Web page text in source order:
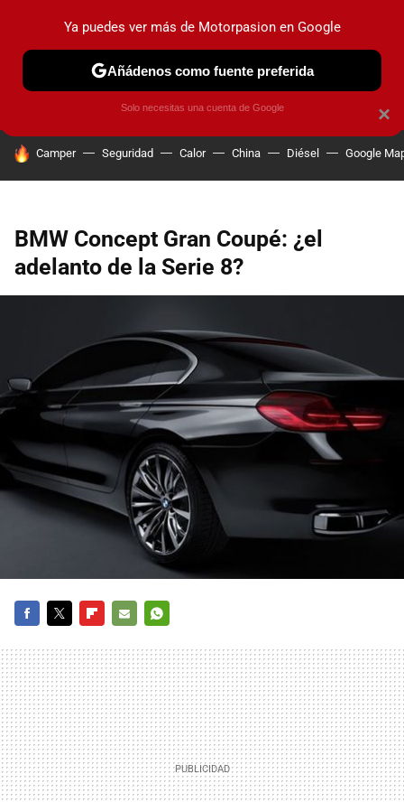
PRUEBAS COCHES ELÉCTRICOS OBSERVATORIO
HOY SE HABLA DE
Camper Seguridad Calor China Diésel Google
BMW Concept Gran Coupé: ¿el
adelanto de la Serie 8?
MAIL
×
Ya puedes ver más de Motorpasion en Google
Añádenos como fuente preferida
Solo necesitas una cuenta de Google